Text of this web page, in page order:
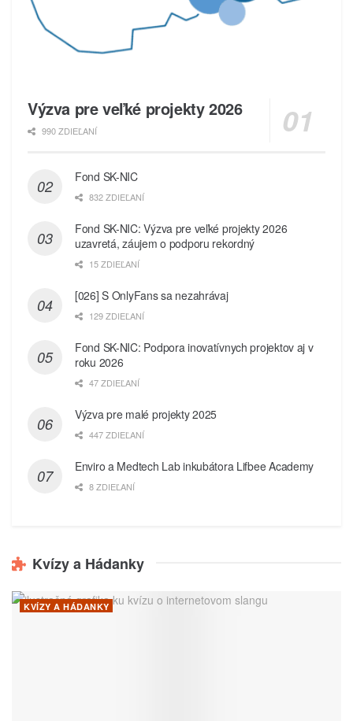
Výzva pre veľké projekty 2026
990 ZDIEĽANÍ
Fond SK-NIC
832 ZDIEĽANÍ
Fond SK-NIC: Výzva pre veľké projekty 2026
uzavretá, záujem o podporu rekordný
15 ZDIEĽANÍ
[026] S OnlyFans sa nezahrávaj
129 ZDIEĽANÍ
Fond SK-NIC: Podpora inovatívnych projektov aj v
roku 2026
47 ZDIEĽANÍ
Výzva pre malé projekty 2025
447 ZDIEĽANÍ
Enviro a Medtech Lab inkubátora Lifbee Academy
8 ZDIEĽANÍ
Kvízy a Hádanky
KVÍZY A HÁDANKY